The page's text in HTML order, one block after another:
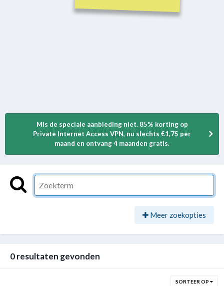
Mis de speciale aanbieding niet. 85% korting op
Private Internet Access VPN, nu slechts €1,75 per
maand en ontvang 4 maanden gratis.
Meer zoekopties
0 resultaten gevonden
SORTEER OP